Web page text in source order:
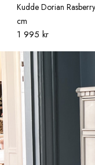
Kudde Dorian
cm
1 995 kr